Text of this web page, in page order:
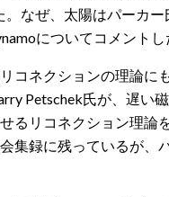
。なぜ、太陽はパーカ
についてコメント
コネクションの理論に
Petschek氏が、遅い
るリコネクション理論
集録に残っているが、